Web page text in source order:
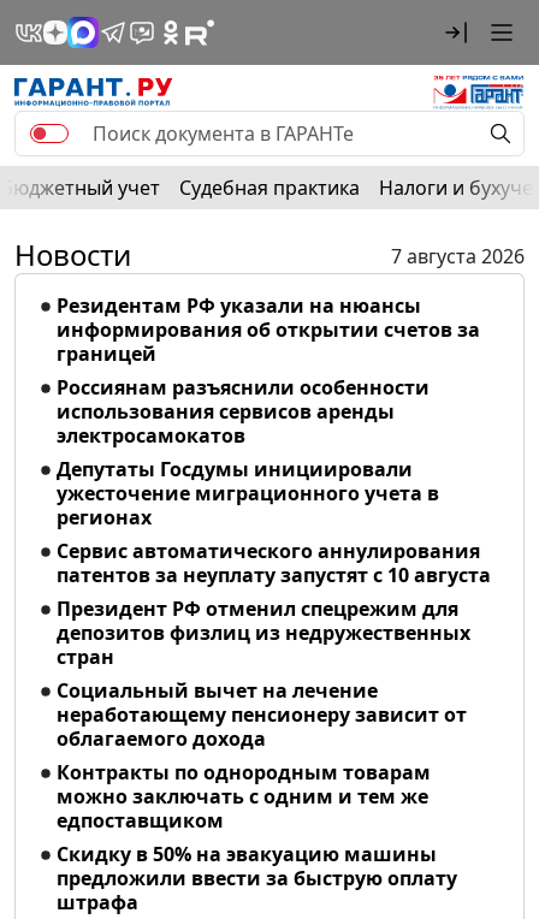
Бюджетный учет Судебная практика Налоги и
Новости
7 августа 2026
Резидентам РФ указали на нюансы
информирования об открытии счетов за
границей
Россиянам разъяснили особенности
использования сервисов аренды
электросамокатов
Депутаты Госдумы инициировали
ужесточение миграционного учета в
регионах
Сервис автоматического аннулирования
патентов за неуплату запустят с 10 августа
Президент РФ отменил спецрежим для
депозитов физлиц из недружественных
стран
Социальный вычет на лечение
неработающему пенсионеру зависит от
облагаемого дохода
Контракты по однородным товарам
можно заключать с одним и тем же
едпоставщиком
Скидку в 50% на эвакуацию машины
предложили ввести за быструю оплату
штрафа